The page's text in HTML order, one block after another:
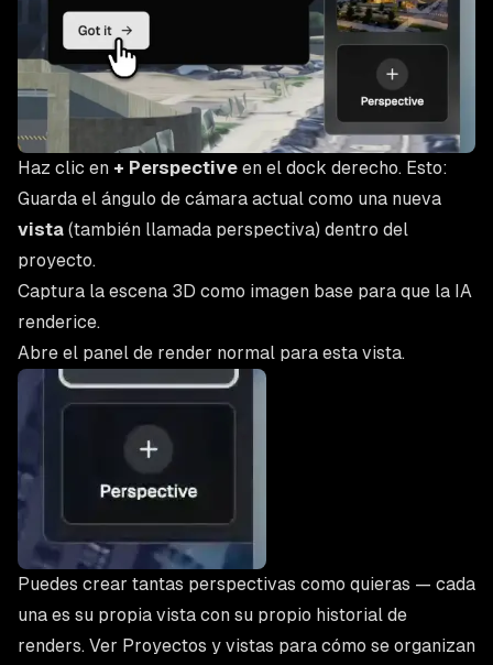
Haz clic en + Perspective en el dock derecho. Esto:
Guarda el ángulo de cámara actual como una nueva
vista (también llamada perspectiva) dentro del
proyecto.
Captura la escena 3D como imagen base para que la IA
renderice.
Abre el panel de render normal para esta vista.
Puedes crear tantas perspectivas como quieras — cada
una es su propia vista con su propio historial de
renders. Ver Proyectos y vistas para cómo se organizan